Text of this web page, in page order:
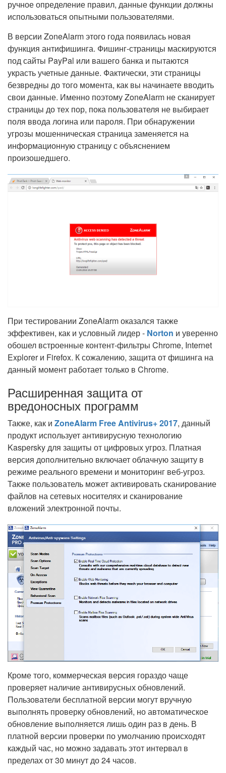
ручное определение правил, данные функции должны
использоваться опытными пользователями.
В версии ZoneAlarm этого года появилась новая
функция антифишинга. Фишинг-страницы маскируются
под сайты PayPal или вашего банка и пытаются
украсть учетные данные. Фактически, эти страницы
безвредны до того момента, как вы начинаете вводить
свои данные. Именно поэтому ZoneAlarm не сканирует
страницы до тех пор, пока пользователя не выбирает
поля ввода логина или пароля. При обнаружении
угрозы мошенническая страница заменяется на
информационную страницу с объяснением
произошедшего.
При тестировании ZoneAlarm оказался также
эффективен, как и условный лидер - Norton и уверенно
обошел встроенные контент-фильтры Chrome, Internet
Explorer и Firefox. К сожалению, защита от фишинга на
данный момент работает только в Chrome.
Расширенная защита от
вредоносных программ
Также, как и ZoneAlarm Free Antivirus+ 2017, данный
продукт использует антивирусную технологию
Kaspersky для защиты от цифровых угроз. Платная
версия дополнительно включает облачную защиту в
режиме реального времени и мониторинг веб-угроз.
Также пользователь может активировать сканирование
файлов на сетевых носителях и сканирование
вложений электронной почты.
Кроме того, коммерческая версия гораздо чаще
проверяет наличие антивирусных обновлений.
Пользователи бесплатной версии могут вручную
выполнять проверку обновлений, но автоматическое
обновление выполняется лишь один раз в день. В
платной версии проверки по умолчанию происходят
каждый час, но можно задавать этот интервал в
пределах от 30 минут до 24 часов.